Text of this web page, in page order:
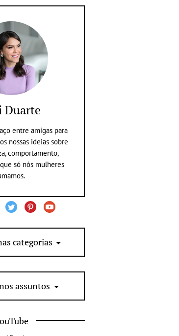
Duarte
entre amigas para
nossas ideias sobre
comportamento,
só nós mulheres
categorias
assuntos